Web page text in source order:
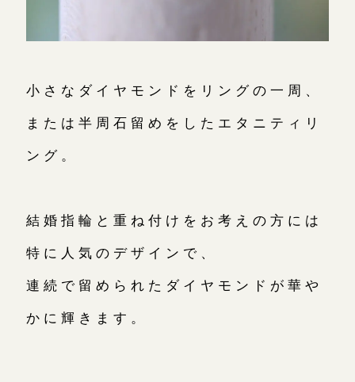
小さなダイヤモンドをリングの一周、
または半周石留めをしたエタニティリ
ング。
結婚指輪と重ね付けをお考えの方には
特に人気のデザインで、
連続で留められたダイヤモンドが華や
かに輝きます。